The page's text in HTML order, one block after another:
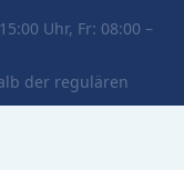
Uhr, Fr: 08:00 –
der regulären